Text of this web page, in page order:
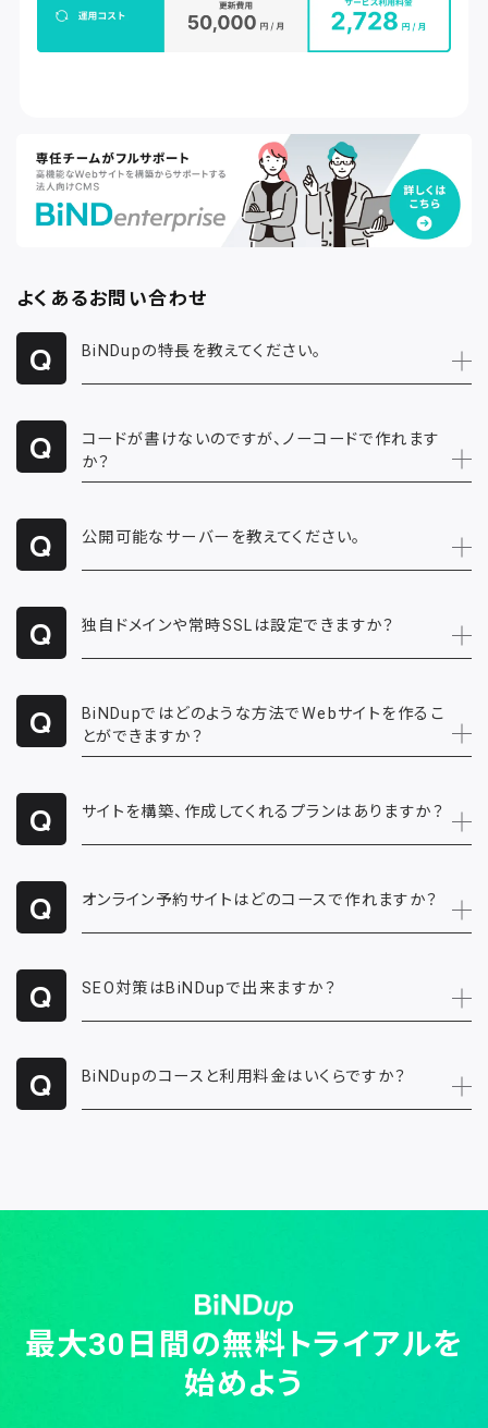
よくあるお問い合わせ
BiNDupの特長を教えてください。
コードが書けないのですが、ノーコードで作れます
か？
公開可能なサーバーを教えてください。
独自ドメインや常時SSL は設定できますか？
BiNDupではどのような方法でWebサイトを作るこ
とができますか？
サイトを構築、作成してくれるプランはありますか？
オンライン予約サイトはどのコースで作れますか？
SEO対策はBiNDupで出来ますか？
BiNDupのコースと利用料金はいくらですか？
最大30日間の無料トライアルを
始めよう